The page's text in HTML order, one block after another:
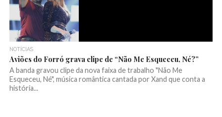
NOTÍCIAS
Aviões do Forró grava clipe de “Não Me Esqueceu, Né?”
A banda gravou clipe da nova faixa de trabalho "Não Me
Esqueceu, Né", música romântica cantada por Xand que conta a
história...